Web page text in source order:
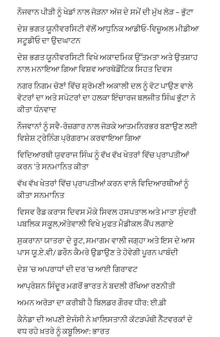
ਨੌਜਵਾਨ ਪੀੜੀ ਨੂੰ ਖੇਡਾਂ ਨਾਲ ਜੋੜਨਾ ਅੱਜ ਦੇ ਸਮੇਂ ਦੀ ਮੁੱਖ ਲੋੜ – ਭੁੱਟਾ
ਦੇਸ਼ ਭਗਤ ਯੂਨੀਵਰਸਿਟੀ ਵੱਲੋਂ ਆਧੁਨਿਕ ਆਡੀਓ-ਵਿਜ਼ੂਅਲ ਮੀਡੀਆ
ਸਟੂਡੀਓ ਦਾ ਉਦਘਾਟਨ
ਦੇਸ਼ ਭਗਤ ਯੂਨੀਵਰਸਿਟੀ ਵਿਖੇ ਅਕਾਦਮਿਕ ਉੱਤਮਤਾ ਅਤੇ ਉਤਸ਼ਾਹ
ਨਾਲ ਮਨਾਇਆ ਗਿਆ ਵਿਸ਼ਵ ਆਰਥੋਡੌਂਟਿਕ ਸਿਹਤ ਦਿਵਸ
ਨਗਰ ਨਿਗਮ ਚੋਣਾਂ ਵਿੱਚ ਸ਼੍ਰੋਮਣੀ ਅਕਾਲੀ ਦਲ ਨੂੰ ਵੋਟ ਪਾਉਣ ਵਾਲੇ
ਵੋਟਰਾਂ ਦਾ ਅਤੇ ਸਪੋਟਰਾਂ ਦਾ ਹਲਕਾ ਇੰਚਾਰਜ ਬਲਜੀਤ ਸਿੰਘ ਭੁੱਟਾ ਨੇ
ਕੀਤਾ ਧੰਨਵਾਦ
ਨੌਜਵਾਨਾਂ ਨੂੰ ਸਵੈ-ਰੋਜ਼ਗਾਰ ਨਾਲ ਜੋੜਕੇ ਆਤਮਨਿਰਭਰ ਬਣਾਉਣ ਲਈ
ਵਿਸ਼ੇਸ਼ ਟ੍ਰੇਨਿੰਗ ਪ੍ਰੋਗਰਾਮ ਕਰਵਾਇਆ ਗਿਆ
ਵਿਦਿਆਰਥੀ ਯੁਵਰਾਜ ਸਿੰਘ ਨੂੰ ਵੱਖ ਵੱਖ ਖੇਤਰਾਂ ਵਿੱਚ ਪ੍ਰਾਪਤੀਆਂ
ਕਰਨ ‘ਤੇ ਸਨਮਾਨਿਤ ਕੀਤਾ
ਵੱਖ ਵੱਖ ਖੇਤਰਾਂ ਵਿੱਚ ਪ੍ਰਾਪਤੀਆਂ ਕਰਨ ਵਾਲੇ ਵਿਦਿਆਰਥੀਆਂ ਨੂੰ
ਕੀਤਾ ਸਨਮਾਨਿਤ
ਵਿਸਵ ਰੈਡ ਕਰਾਸ ਦਿਵਸ ਮੌਕੇ ਸਿਵਲ ਹਸਪਤਾਲ ਅਤੇ ਮਾਤਾ ਸੁੰਦਰੀ
ਪਬਲਿਕ ਸਕੂਲ,ਅੱਤੇਵਾਲੀ ਵਿਖੇ ਮੁਫਤ ਮੈਡੀਕਲ ਕੈਂਪ ਲਗਾਏ
ਸੁਕਰਾਨਾ ਯਾਤਰਾ ਦੇ ਰੂਟ, ਸਮਾਗਮ ਵਾਲੀ ਜਗ੍ਹਾ ਅਤੇ ਇਸ ਦੇ ਆਸ
ਪਾਸ ਯੂ.ਏ.ਵੀ/ ਡਰੌਨ ਕੈਮਰੇ ਉਡਾਉਣ ਤੇ ਹੋਵੇਗੀ ਪੂਰਨ ਪਾਬੰਦੀ
ਦੇਸ਼ ‘ਚ ਅਪਰਾਧਾਂ ਦੀ ਦਰ ‘ਚ ਆਈ ਗਿਰਾਵਟ
ਆਪ੍ਰੇਸ਼ਨ ਸਿੰਦੂਰ ਮਗਰੋਂ ਭਾਰਤ ਨੇ ਬਦਲੀ ਰੱਖਿਆ ਰਣਨੀਤੀ
ਅਮਨ ਅਰੋੜਾ ਦਾ ਕਰੀਬੀ ਹੈ ਬਿਲਡਰ ਗੌਰਵ ਧੀਰ: ਈ.ਡੀ
ਕੈਨੇਡਾ ਦੀ ਅਪਣੀ ਏਜੰਸੀ ਨੇ ਖ਼ਾਲਿਸਤਾਨੀ ਕੱਟੜਪੰਥੀ ਨੈੱਟਵਰਕਾਂ ਦੇ
ਵਧ ਰਹੇ ਖ਼ਤਰੇ ਨੂੰ ਕਬੂਲਿਆ: ਭਾਰਤ